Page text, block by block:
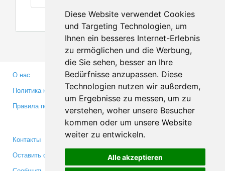
Diese Website verwendet Cookies
und Targeting Technologien, um
Ihnen ein besseres Internet-Erlebnis
zu ermöglichen und die Werbung,
die Sie sehen, besser an Ihre
Bedürfnisse anzupassen. Diese
Technologien nutzen wir außerdem,
um Ergebnisse zu messen, um zu
verstehen, woher unsere Besucher
kommen oder um unsere Website
weiter zu entwickeln.
Alle akzeptieren
О нас
Политика конфиденциальности
Правила пользования
Партнерам
Инвесторам
Медиа
Контакты
Оставить отзыв
Facebook
Twitter